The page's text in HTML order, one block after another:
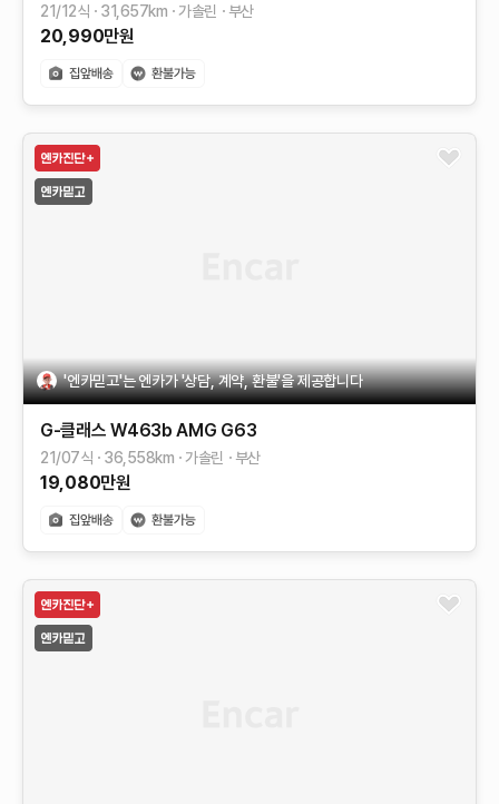
21/12식 31,657km 가솔린 부산
20,990만원
'엔카믿고'는 엔카가 '상담, 계약, 환불'을 제공합니다
G-클래스 W463b AMG G63
21/07식 36,558km 가솔린 부산
19,080만원